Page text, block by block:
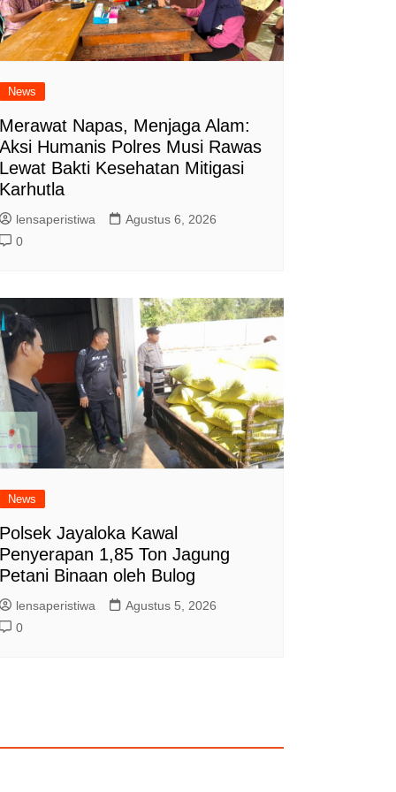
News
Napas, Menjaga Alam:
Humanis Polres Musi Rawas
Bakti Kesehatan Mitigasi
lensaperistiwa
Agustus 6, 2026
0
News
Jayaloka Kawal
1,85 Ton Jagung
Binaan oleh Bulog
lensaperistiwa
Agustus 5, 2026
0